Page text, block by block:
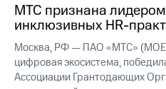
Программа
приобретения
Порядок
выкупа
акций
Дивиденды
МТС признана
инклюзивных HR-
Москва, РФ — ПАО «МТС»
цифровая экосистема,
Ассоциации Грантодающих